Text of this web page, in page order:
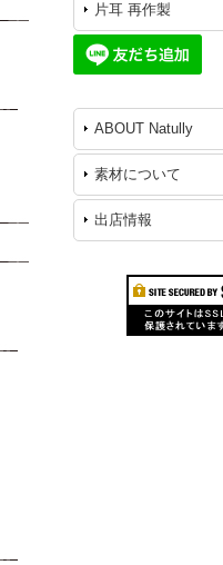
片耳 再作製
ABOUT Natully
素材について
出店情報